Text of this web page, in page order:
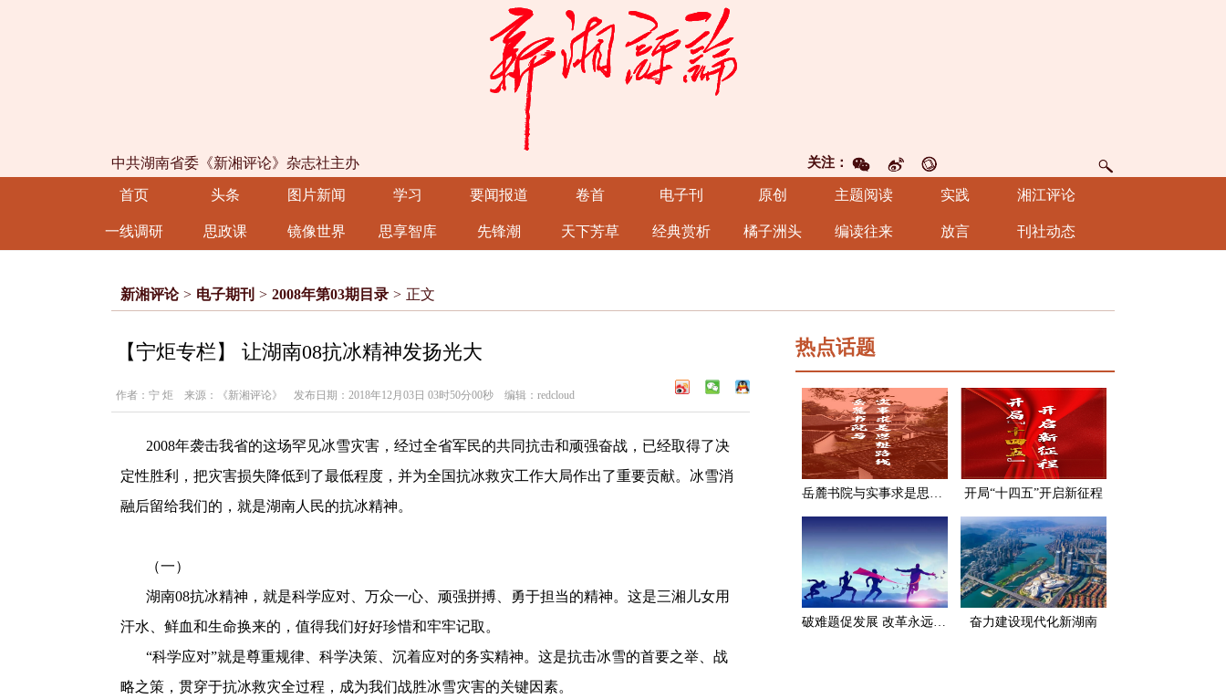
关注：
中共湖南省委《新湘评论》杂志社主办
首页 头条 图片新闻 学习 要闻报道 卷首 电子刊 原创 主题阅读 实践 湘江评论
一线调研 思政课 镜像世界 思享智库 先锋潮 天下芳草 经典赏析 橘子洲头 编读往来 放言 刊社动态
新湘评论 > 电子期刊 > 2008年第03期目录 > 正文
【宁炬专栏】 让湖南08抗冰精神发扬光大
作者：宁 炬 来源：《新湘评论》 发布日期：2018年12月03日 03时50分00秒 编辑：redcloud
2008年袭击我省的这场罕见冰雪灾害，经过全省军民的共同抗击和顽强奋战，已经取得了决
定性胜利，把灾害损失降低到了最低程度，并为全国抗冰救灾工作大局作出了重要贡献。冰雪消
融后留给我们的，就是湖南人民的抗冰精神。
（一）
湖南08抗冰精神，就是科学应对、万众一心、顽强拼搏、勇于担当的精神。这是三湘儿女用
汗水、鲜血和生命换来的，值得我们好好珍惜和牢牢记取。
“科学应对”就是尊重规律、科学决策、沉着应对的务实精神。这是抗击冰雪的首要之举、战
略之策，贯穿于抗冰救灾全过程，成为我们战胜冰雪灾害的关键因素。
热点话题
岳麓书院与实事求是思想路线 开局“十四五”开启新征程
破难题促发展 改革永远在路上 奋力建设现代化新湖南